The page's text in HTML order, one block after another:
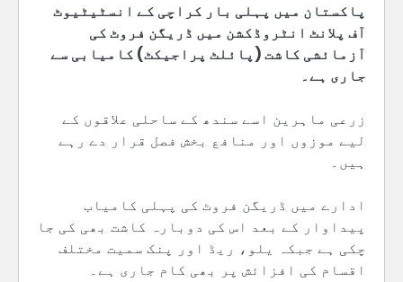
پاکستان میں پہلی بار کراچی کے انسٹیٹیوٹ
آف پلانٹ انٹروڈکشن میں ڈریگن فروٹ کی
آزمائشی کاشت (پائلٹ پراجیکٹ) کامیابی سے
جاری ہے۔
زرعی ماہرین اسے سندھ کے ساحلی علاقوں کے
لیے موزوں اور منافع بخش فصل قرار دے رہے
ہیں۔
ادارے میں ڈریگن فروٹ کی پہلی کامیاب
پیداوار کے بعد اس کی دوبارہ کاشت بھی کی جا
چکی ہے جبکہ یلو، ریڈ اور پنک سمیت مختلف
اقسام کی افزائش پر بھی کام جاری ہے۔